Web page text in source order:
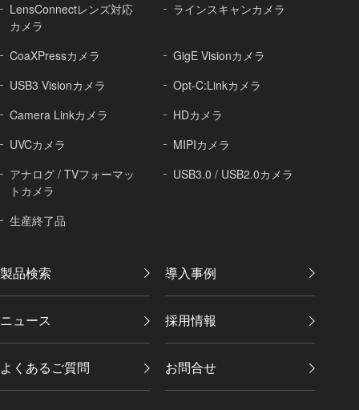
LensConnectレンズ対応
カメラ
ラインスキャンカメラ
CoaXPressカメラ
GigE Visionカメラ
USB3 Visionカメラ
Opt-C:Linkカメラ
Camera Linkカメラ
HDカメラ
UVCカメラ
MIPIカメラ
アナログ / TVフォーマッ
トカメラ
USB3.0 / USB2.0カメラ
生産終了品
製品検索 導入事例
ニュース 採用情報
よくあるご質問 お問合せ